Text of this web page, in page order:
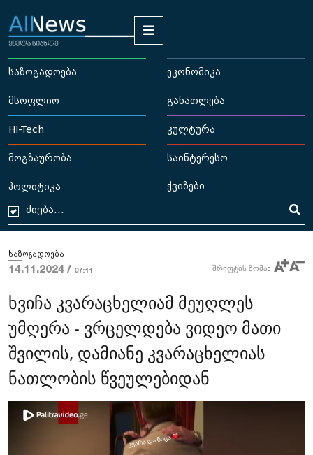
საზოგადოება ეკონომიკა
მსოფლიო განათლება
HI-Tech კულტურა
მოგზაურობა საინტერესო
პოლიტიკა ქვიზები
საზოგადოება
14.11.2024 / 07:11 შრიფტის ზომა:
ხვიჩა კვარაცხელიამ მეუღლეს
უმღერა - ვრცელდება ვიდეო მათი
შვილის, დამიანე კვარაცხელიას
ნათლობის წვეულებიდან